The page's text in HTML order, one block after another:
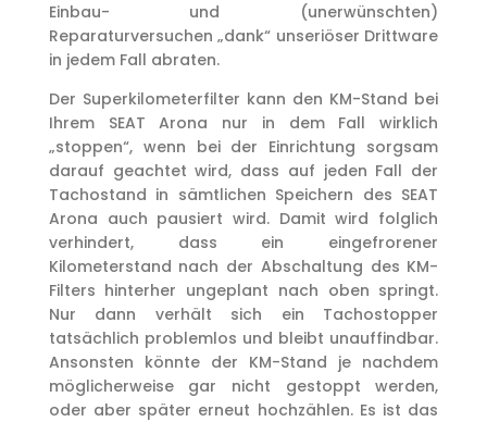
Einbau- und (unerwünschten)
Reparaturversuchen „dank“ unseriöser Drittware
in jedem Fall abraten.
Der Superkilometerfilter kann den KM-Stand bei
Ihrem SEAT Arona nur in dem Fall wirklich
„stoppen“, wenn bei der Einrichtung sorgsam
darauf geachtet wird, dass auf jeden Fall der
Tachostand in sämtlichen Speichern des SEAT
Arona auch pausiert wird. Damit wird folglich
verhindert, dass ein eingefrorener
Kilometerstand nach der Abschaltung des KM-
Filters hinterher ungeplant nach oben springt.
Nur dann verhält sich ein Tachostopper
tatsächlich problemlos und bleibt unauffindbar.
Ansonsten könnte der KM-Stand je nachdem
möglicherweise gar nicht gestoppt werden,
oder aber später erneut hochzählen. Es ist das